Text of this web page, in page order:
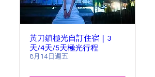
黃刀鎮極光自訂住宿｜3
天/4天/5天極光行程
8月14日週五